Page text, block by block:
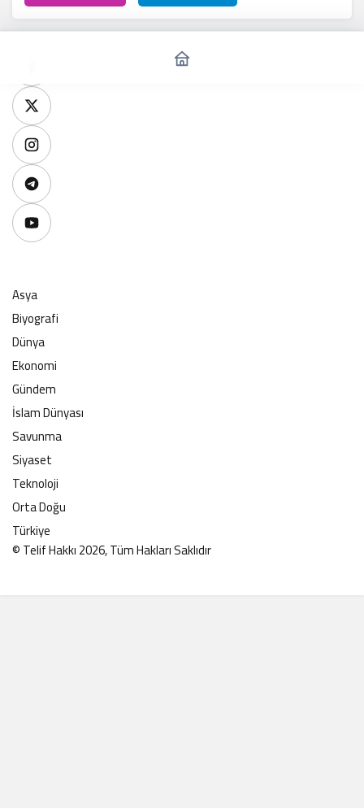
Asya
Biyografi
Dünya
Ekonomi
Gündem
İslam Dünyası
Savunma
Siyaset
Teknoloji
Orta Doğu
Türkiye
© Telif Hakkı 2026, Tüm Hakları Saklıdır